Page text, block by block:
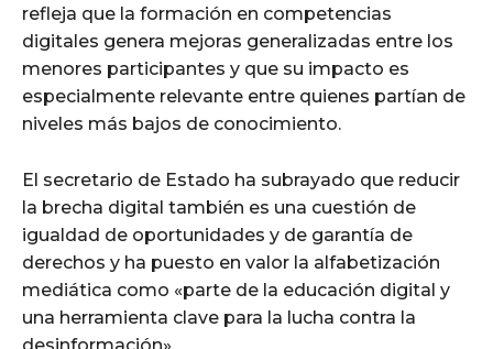
refleja que la formación en competencias
digitales genera mejoras generalizadas entre los
menores participantes y que su impacto es
especialmente relevante entre quienes partían de
niveles más bajos de conocimiento.
El secretario de Estado ha subrayado que reducir
la brecha digital también es una cuestión de
igualdad de oportunidades y de garantía de
derechos y ha puesto en valor la alfabetización
mediática como «parte de la educación digital y
una herramienta clave para la lucha contra la